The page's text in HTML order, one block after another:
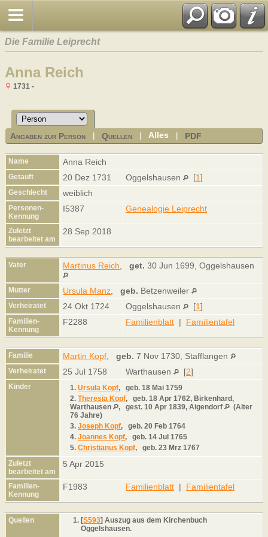
Die Familie Leiprecht
Anna Reich
1731 -
Angaben zur Person |Quellen |Alles PDF
Name Anna Reich
Getauft 20 Dez 1731 Oggelshausen [1]
Geschlecht weiblich
Personen-
Kennung
I5387 Genealogie Leiprecht
Zuletzt
bearbeitet am
28 Sep 2018
Vater Martinus Reich get. 30 Jun 1699, Oggelshausen
Mutter Ursula Manz geb. Betzenweiler
Verheiratet 24 Okt 1724 Oggelshausen [1]
Familien-
Kennung
F2288 Familienblatt | Familientafel
Familie Martin Kopf geb. 7 Nov 1730, Stafflangen
Verheiratet 25 Jul 1758 Warthausen [2]
Kinder 1. Ursula Kopf, geb. 18 Mai 1759
2. Theresia Kopf, geb. 18 Apr 1762, Birkenhard,
Warthausen
, gest. 10 Apr 1839, Aigendorf
(Alter
76 Jahre)
3. Joseph Kopf, geb. 20 Feb 1764
4. Joannes Kopf, geb. 14 Jul 1765
5. Christianus Kopf, geb. 23 Mrz 1767
Zuletzt
bearbeitet am
5 Apr 2015
Familien-
Kennung
F1983 Familienblatt | Familientafel
Quellen [S593] Auszug aus dem Kirchenbuch
Oggelshausen.